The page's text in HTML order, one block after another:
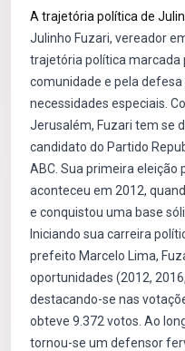
A trajetória política de
Julinho Fuzari, vereador
trajetória política marcada
comunidade e pela
necessidades especiais.
Jerusalém, Fuzari tem se
candidato do Partido
ABC. Sua primeira eleição
aconteceu em 2012,
e conquistou uma base
Iniciando sua carreira
prefeito Marcelo Lima,
oportunidades (2012,
destacando-se nas
obteve 9.372 votos. Ao
tornou-se um defensor